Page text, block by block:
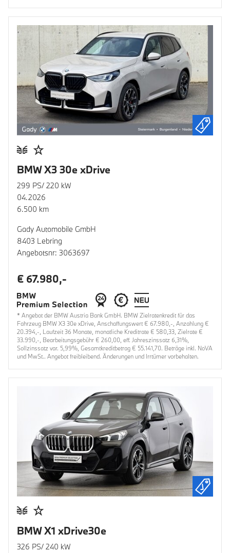
BMW X3 30e xDrive
299 PS/ 220 kW
04.2026
6.500 km
Gady Automobile GmbH
8403 Lebring
Angebotsnr: 3063697
€ 67.980,-
* Angebot der BMW Austria Bank GmbH. BMW Zielratenkredit für das
Fahrzeug BMW X3 30e xDrive, Anschaffungswert € 67.980,-, Anzahlung €
20.394,-, Laufzeit 36 Monate, monatliche Kreditrate € 580,33, Zielrate €
33.990,-, Bearbeitungsgebühr € 260,00, eff. Jahreszinssatz 6,31%,
Sollzinssatz var. 5,99%, Gesamtkreditbetrag € 55.141,70. Beträge inkl. NoVA
und MwSt.. Angebot freibleibend. Änderungen und Irrtümer vorbehalten.
BMW X1 xDrive30e
326 PS/ 240 kW